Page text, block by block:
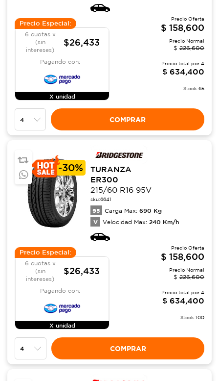
Precio Especial:
6 cuotas x
(sin
intereses)
$26,433
Pagando con:
X unidad
Precio Oferta
$ 158,600
Precio Normal
$ 226,600
Precio total por 4
$ 634,400
Stock:65
COMPRAR
-30%
TURANZA
ER300
215/60 R16 95V
sku:6641
95 Carga Max: 690 Kg
V Velocidad Max: 240 Km/h
Precio Especial:
6 cuotas x
(sin
intereses)
$26,433
Pagando con:
X unidad
Precio Oferta
$ 158,600
Precio Normal
$ 226,600
Precio total por 4
$ 634,400
Stock:100
COMPRAR